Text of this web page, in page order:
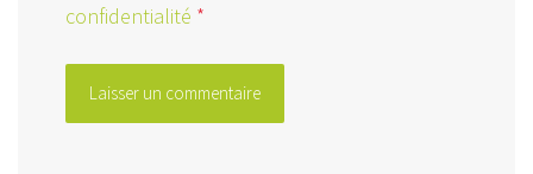
confidentialité *